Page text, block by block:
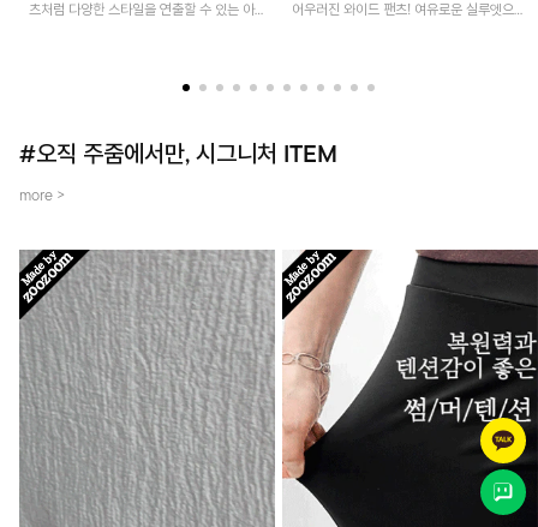
츠처럼 다양한 스타일을 연출할 수 있는 아
어우러진 와이드 팬츠! 여유로운 실루엣으로
#오직 주줌에서만, 시그니처 ITEM
more >